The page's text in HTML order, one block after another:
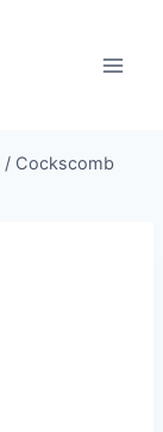
/ Cockscomb